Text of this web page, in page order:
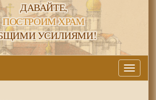
ДАВАЙТЕ,
ПОСТРОИМ ХРАМ
УСИЛИЯМИ!
Меню